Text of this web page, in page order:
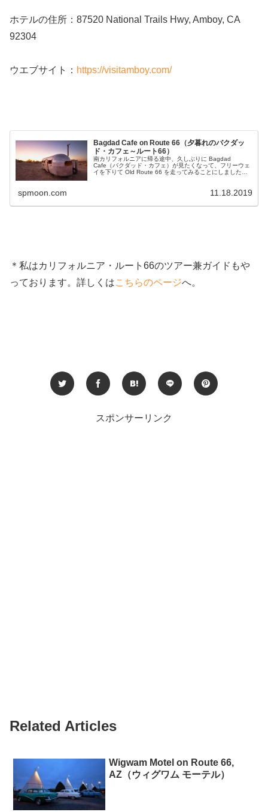
ホテルの住所：87520 National Trails Hwy, Amboy, CA
92304
ウエブサイト： https://visitamboy.com/
Bagdad Cafe on Route 66（夕暮れのバクダッ
ド・カフェ～ルート66）
南カリフォルニアに帰る途中、久しぶりに Bagdad
Cafe（バクダッド・カフェ）が見たくなって、フリーウェ
イを下りて Old Route 66 を走ってみることにしました。
spmoon.com 11.18.2019
＊私はカリフォルニア・ルート66のツアー兼ガイドもや
っております。詳しくはこちらのページへ。
スポンサーリンク
Related Articles
Wigwam Motel on Route 66,
AZ（ウィグワム モーテル）